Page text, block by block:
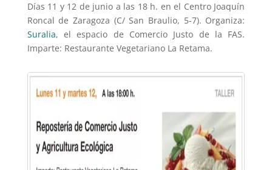
Días 11 y 12 de junio a las 18 h. en el Centro Joaquín
Roncal de Zaragoza (C/ San Braulio, 5-7). Organiza:
Suralia, el espacio de Comercio Justo de la FAS.
Imparte: Restaurante Vegetariano La Retama.